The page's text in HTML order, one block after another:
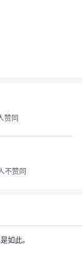
赞同
不赞同
如此。